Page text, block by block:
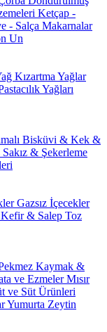
Ketçap -
- Salça Makarnalar
Un
Kızartma Yağlar
Yağları
Bisküvi & Kek &
Sakız & Şekerleme
Gazsız İçecekler
& Salep Toz
Kaymak &
ve EzmelerMısır
ve Süt Ürünleri
Yumurta Zeytin